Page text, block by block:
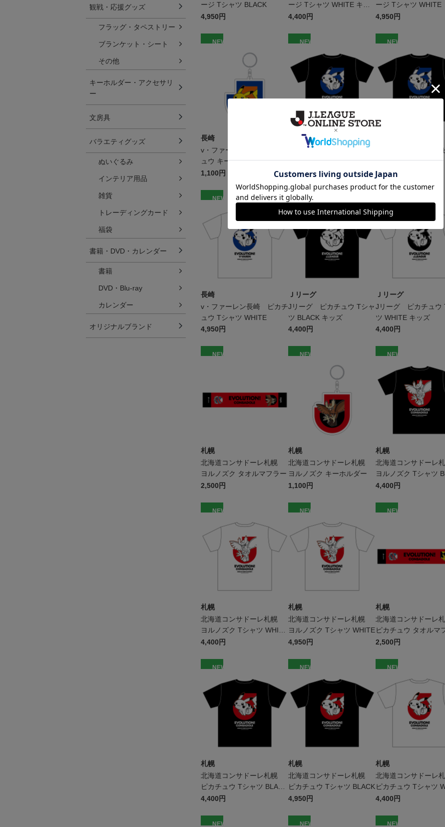
ージ Tシャツ BLACK
4,950円
ージ Tシャツ WHITE キッ
ズ
4,400円
ージ Tシャツ WHITE
4,950円
NEW
長崎
v・ファーレン長崎 ピカチ
ュウ キーホルダー
1,100円
NEW
長崎
v・ファーレン長崎 ピカチ
ュウ Tシャツ BLACK キッ
ズ
4,400円
NEW
v・ファーレン長崎
ュウ Tシャツ BLACK
4,950円
NEW
長崎
v・ファーレン長崎 ピカチ
ュウ Tシャツ WHITE
4,950円
NEW
Ｊリーグ
Jリーグ ピカチュウ Tシャ
ツ BLACK キッズ
4,400円
Ｊリーグ
Jリーグ ピカチュウ
ツ WHITE キッズ
4,400円
NEW
札幌
北海道コンサドーレ札幌
ヨルノズク タオルマフラー
2,500円
NEW
札幌
北海道コンサドーレ札幌
ヨルノズク キーホルダー
1,100円
NEW
札幌
北海道コンサドーレ
ヨルノズク Tシャツ
キッズ
4,400円
NEW
札幌
北海道コンサドーレ札幌
ヨルノズク Tシャツ WHITE
キッズ
4,400円
NEW
札幌
北海道コンサドーレ札幌
ヨルノズク Tシャツ WHITE
4,950円
NEW
札幌
北海道コンサドーレ
ピカチュウ タオルマ
2,500円
NEW
札幌
北海道コンサドーレ札幌
ピカチュウ Tシャツ BLACK
キッズ
4,400円
NEW
札幌
北海道コンサドーレ札幌
ピカチュウ Tシャツ BLACK
4,950円
NEW
札幌
北海道コンサドーレ
ピカチュウ Tシャツ
キッズ
4,400円
NEW NEW NEW
観戦・応援グッズ
フラッグ・タペストリー
ブランケット・シート
その他
キーホルダー・アクセサリ
ー
文房具
バラエティグッズ
ぬいぐるみ
インテリア用品
雑貨
トレーディングカード
福袋
書籍・DVD・カレンダー
書籍
DVD・Blu-ray
カレンダー
オリジナルブランド